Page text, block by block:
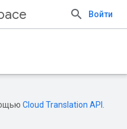
Войти
Cloud Translation API